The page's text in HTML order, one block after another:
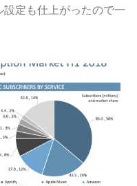
定も仕上がったので一